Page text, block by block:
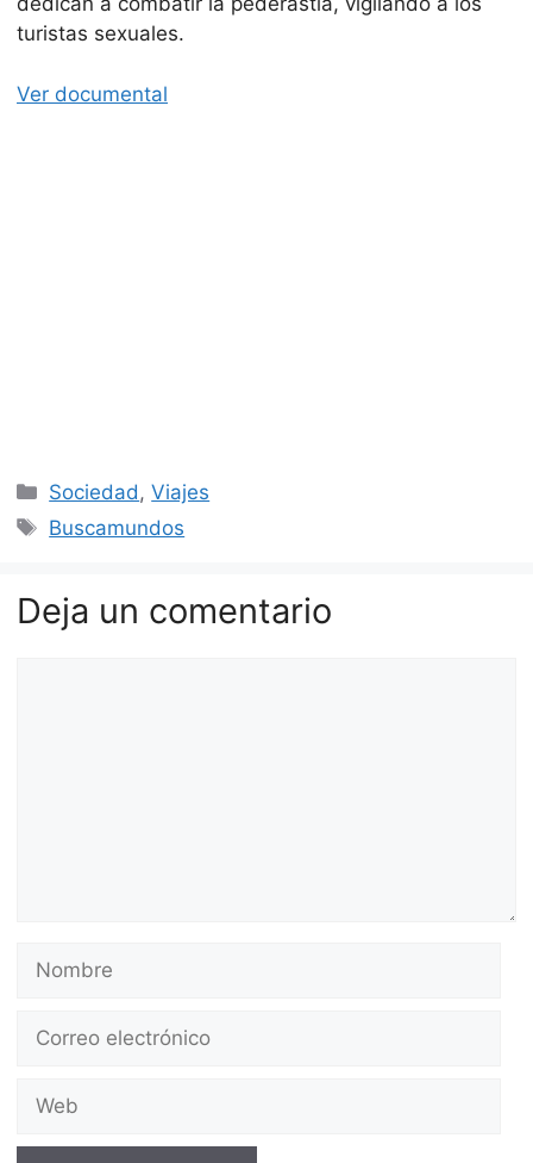
turistas sexuales.
Ver documental
Categorías
Sociedad ,Viajes
Etiquetas
Buscamundos
Deja un comentario
electrónico